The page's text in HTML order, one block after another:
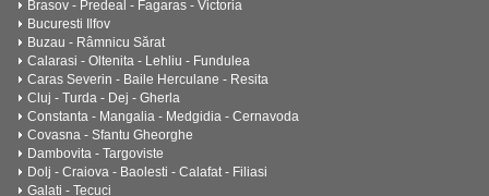
Brasov - Predeal - Fagaras - Victoria
Bucuresti Ilfov
Buzau - Râmnicu Sărat
Calarasi - Oltenita - Lehliu - Fundulea
Caras Severin - Baile Herculane - Resita
Cluj - Turda - Dej - Gherla
Constanta - Mangalia - Medgidia - Cernavoda
Covasna - Sfantu Gheorghe
Dambovita - Targoviste
Dolj - Craiova - Baolesti - Calafat - Filiasi
Galati - Tecuci